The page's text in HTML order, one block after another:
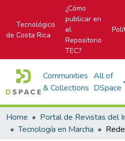
Tecnológico
de Costa Rica
¿Cómo
publicar en
el
Repositorio
TEC?
Communities
& Collections
All of
DSpace
Home
Tecnología en Marcha